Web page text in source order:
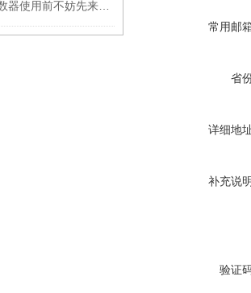
常用邮
省
详细地
补充说
验证